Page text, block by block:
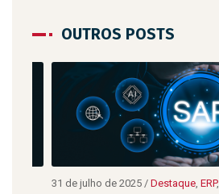
OUTROS POSTS
31 de julho de 2025/Destaque,ERP ,SAP